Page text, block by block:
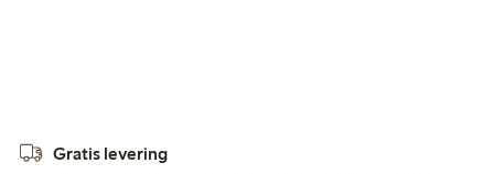
Gratis levering